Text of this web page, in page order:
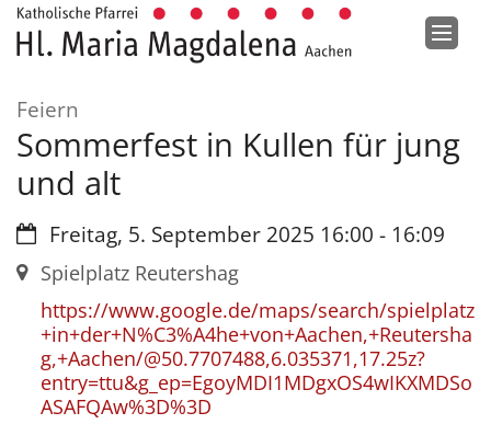
Zum Inhalt springen
Feiern
Sommerfest in Kullen für jung
und alt
Datum:Freitag, 5. September 2025 16:00 - 16:09
Ort:Spielplatz Reutershag
https://www.google.de/maps/search/spielplatz
+in+der+N%C3%A4he+von+Aachen,+Reutersha
g,+Aachen/@50.7707488,6.035371,17.25z?
entry=ttu&g_ep=EgoyMDI1MDgxOS4wIKXMDSo
ASAFQAw%3D%3D